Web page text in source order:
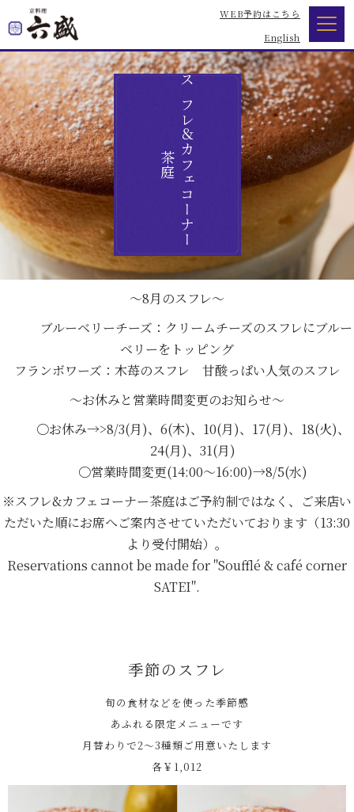
WEB予約はこちら
English
スフレ＆カフェコーナー
茶庭
～8月のスフレ～
ブルーベリーチーズ：クリームチーズのスフレにブルー
ベリーをトッピング
フランボワーズ：木苺のスフレ 甘酸っぱい人気のスフレ
～お休みと営業時間変更のお知らせ～
〇お休み→>8/3(月)、6(木)、10(月)、17(月)、18(火)、
24(月)、31(月)
〇営業時間変更(14:00～16:00)→8/5(水)
※スフレ&カフェコーナー茶庭はご予約制ではなく、ご来店い
ただいた順にお席へご案内させていただいております（13:30
より受付開始）。
Reservations cannot be made for "Soufflé & café corner
SATEI".
季節のスフレ
旬の食材などを使った季節感
あふれる限定メニューです
月替わりで2～3種類ご用意いたします
各￥1,012